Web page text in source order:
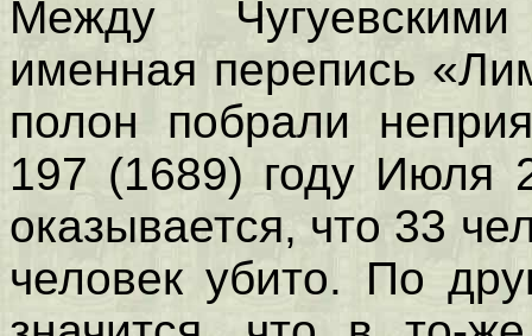
Между
именная перепись
полон побрали
197 (1689) году Июля
оказывается, что 33
человек убито. По